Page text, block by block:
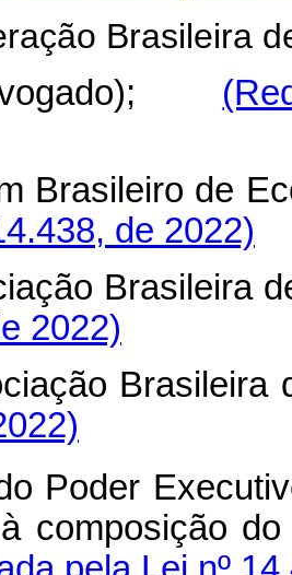
Brasileira
Brasileiro de
de 2022)
2022)
Poder
à composição